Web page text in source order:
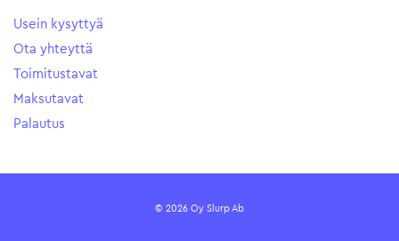
Usein kysyttyä
Ota yhteyttä
Toimitustavat
Maksutavat
Palautus
© 2026 Oy Slurp Ab